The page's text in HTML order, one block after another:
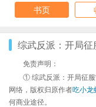
书页
综武反派：开局
免责声明：
① 综武反派：开局征
网络，版权归原作者吃小龙
何商业途径。